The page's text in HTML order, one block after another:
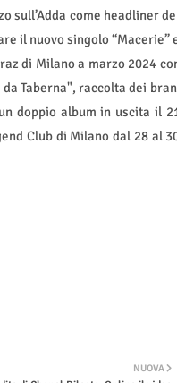
sull’Adda come headliner
il nuovo singolo “Macerie”
di Milano a marzo 2024
Taberna", raccolta dei
doppio album in uscita il
Club di Milano dal 28 al
NUOVA